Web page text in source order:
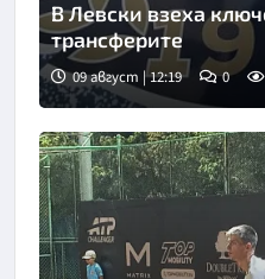
Снимка: БГНЕС
В Левски взеха
трансферите
09 август | 12:19 0